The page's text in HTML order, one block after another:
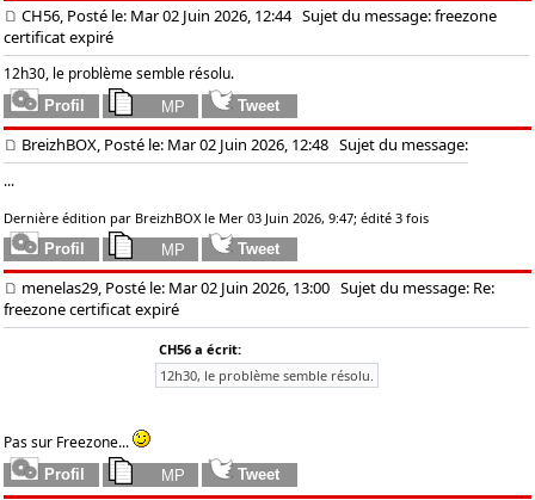
CH56, Posté le: Mar 02 Juin 2026, 12:44Sujet du message: freezone
certificat expiré
12h30, le problème semble résolu.
BreizhBOX, Posté le: Mar 02 Juin 2026, 12:48 Sujet du message:
...
Dernière édition par BreizhBOX le Mer 03 Juin 2026, 9:47; édité 3 fois
menelas29, Posté le: Mar 02 Juin 2026, 13:00 Sujet du message: Re:
freezone certificat expiré
CH56 a écrit:
12h30, le problème semble résolu.
Pas sur Freezone...